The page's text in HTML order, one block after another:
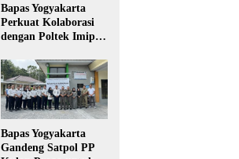
Bapas Yogyakarta
Perkuat Kolaborasi
dengan Poltek Imipas,
Magang Taruna
Bapas Yogyakarta
Gandeng Satpol PP